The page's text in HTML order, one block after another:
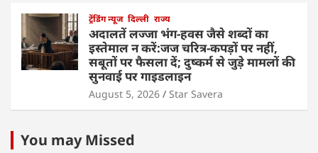
ट्रेंडिंग न्यूज दिल्ली राज्य
अदालतें लज्जा भंग-हवस जैसे शब्दों का
इस्तेमाल न करें:जज चरित्र-कपड़ों पर नहीं,
सबूतों पर फैसला दें; दुष्कर्म से जुड़े मामलों की
सुनवाई पर गाइडलाइन
August 5, 2026 Star Savera
You may Missed